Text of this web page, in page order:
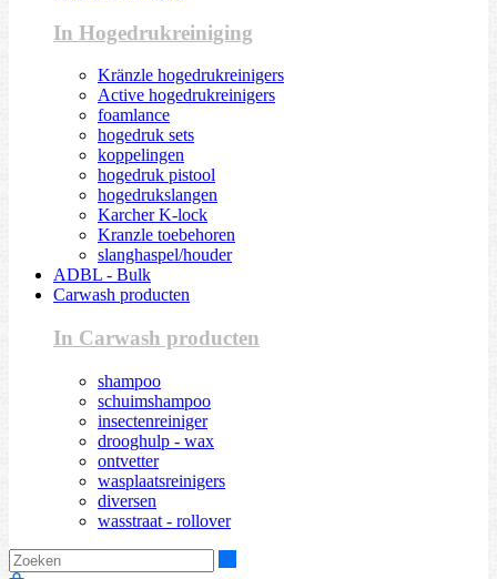
In Hogedrukreiniging
Kränzle hogedrukreinigers
Active hogedrukreinigers
foamlance
hogedruk sets
koppelingen
hogedruk pistool
hogedrukslangen
Karcher K-lock
Kranzle toebehoren
slanghaspel/houder
ADBL - Bulk
Carwash producten
In Carwash producten
shampoo
schuimshampoo
insectenreiniger
drooghulp - wax
ontvetter
wasplaatsreinigers
diversen
wasstraat - rollover